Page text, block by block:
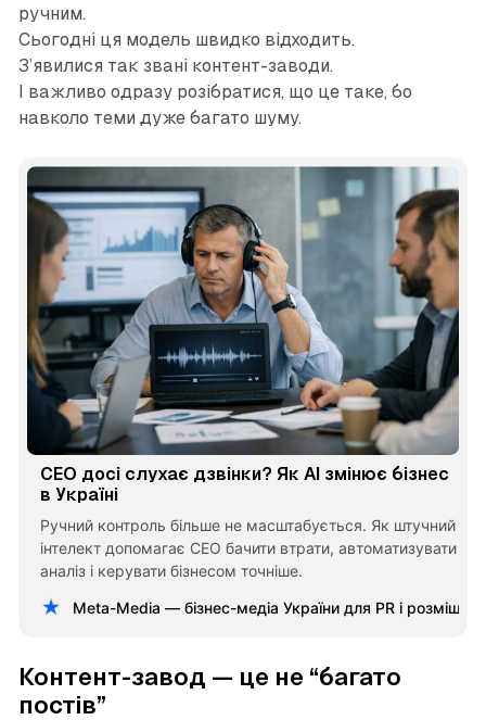
ручним.
Сьогодні ця модель швидко відходить.
З’явилися так звані контент-заводи.
І важливо одразу розібратися, що це таке, бо
навколо теми дуже багато шуму.
CEO досі слухає дзвінки? Як AI змінює бізнес
в Україні
Ручний контроль більше не масштабується. Як штучний
інтелект допомагає CEO бачити втрати, автоматизувати
аналіз і керувати бізнесом точніше.
Meta-Media — бізнес-медіа України для PR і
Контент-завод — це не “багато
постів”